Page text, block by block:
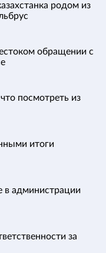
родом из
обращении с
посмотреть из
итоги
в администрации
за